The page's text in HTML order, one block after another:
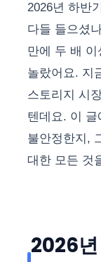
2026년 하반
다들 들으셨
만에 두 배
놀랐어요. 지
스토리지 시
텐데요. 이 글
불안정한지,
대한 모든 것
2026년